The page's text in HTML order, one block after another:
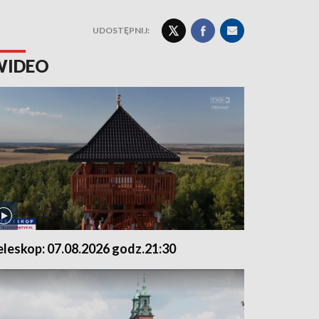
UDOSTĘPNIJ:
07.08.2026 godz.21:30